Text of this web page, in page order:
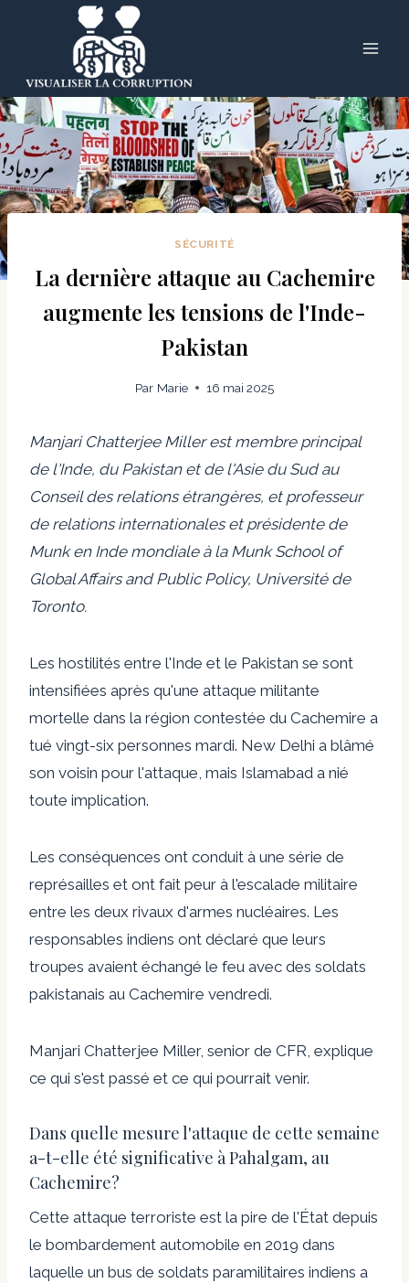
SÉCURITÉ
La dernière attaque au Cachemire
augmente les tensions de l'Inde-
Pakistan
Par Marie 16 mai 2025
Manjari Chatterjee Miller est membre principal
de l'Inde, du Pakistan et de l'Asie du Sud au
Conseil des relations étrangères, et professeur
de relations internationales et présidente de
Munk en Inde mondiale à la Munk School of
Global Affairs and Public Policy, Université de
Toronto.
Les hostilités entre l'Inde et le Pakistan se sont
intensifiées après qu'une attaque militante
mortelle dans la région contestée du Cachemire a
tué vingt-six personnes mardi. New Delhi a blâmé
son voisin pour l'attaque, mais Islamabad a nié
toute implication.
Les conséquences ont conduit à une série de
représailles et ont fait peur à l'escalade militaire
entre les deux rivaux d'armes nucléaires. Les
responsables indiens ont déclaré que leurs
troupes avaient échangé le feu avec des soldats
pakistanais au Cachemire vendredi.
Manjari Chatterjee Miller, senior de CFR, explique
ce qui s'est passé et ce qui pourrait venir.
Dans quelle mesure l'attaque de cette semaine
a-t-elle été significative à Pahalgam, au
Cachemire?
Cette attaque terroriste est la pire de l'État depuis
le bombardement automobile en 2019 dans
laquelle un bus de soldats paramilitaires indiens a